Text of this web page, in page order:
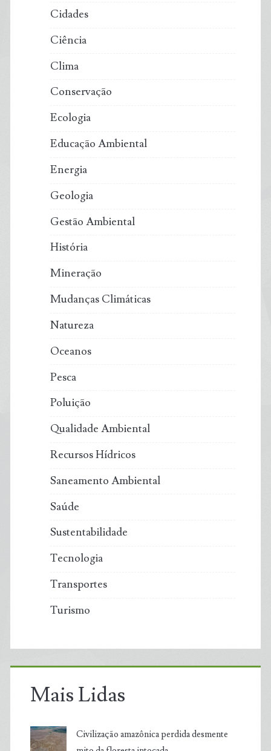
Cidades
Ciência
Clima
Conservação
Ecologia
Educação Ambiental
Energia
Geologia
Gestão Ambiental
História
Mineração
Mudanças Climáticas
Natureza
Oceanos
Pesca
Poluição
Qualidade Ambiental
Recursos Hídricos
Saneamento Ambiental
Saúde
Sustentabilidade
Tecnologia
Transportes
Turismo
Mais Lidas
Civilização amazônica perdida desmente